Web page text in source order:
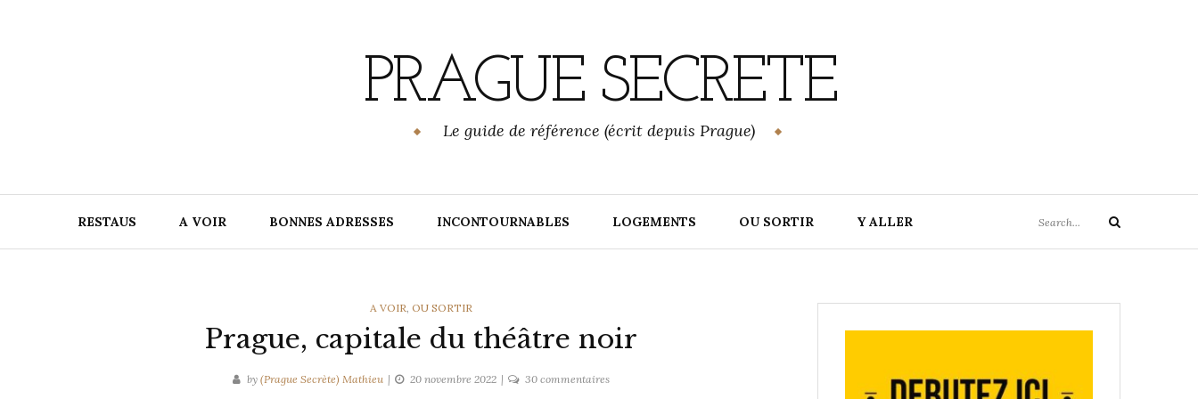
PRAGUE SECRETE
Le guide de référence (écrit depuis Prague)
RESTAUS A VOIR BONNES ADRESSES INCONTOURNABLES LOGEMENTS OU SORTIR Y ALLER
for:
Search
CATEGORIES
A VOIR, OU SORTIR
Prague, capitale du théâtre noir
by (Prague Secrète) Mathieu 20 novembre 2022 30 commentairessur